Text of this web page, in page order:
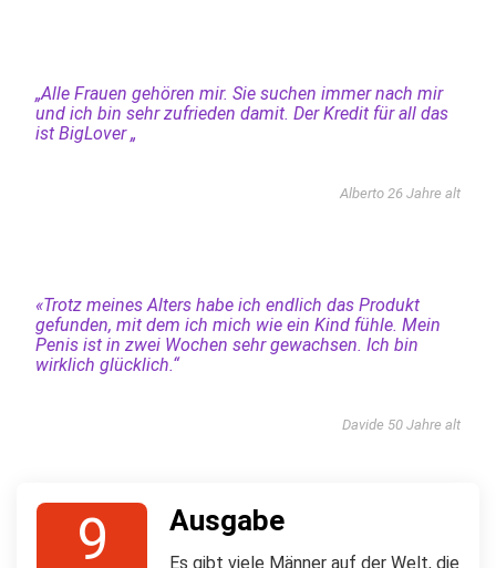
„Alle Frauen gehören mir. Sie suchen immer nach mir
und ich bin sehr zufrieden damit. Der Kredit für all das
ist BigLover „
Alberto 26 Jahre alt
«Trotz meines Alters habe ich endlich das Produkt
gefunden, mit dem ich mich wie ein Kind fühle. Mein
Penis ist in zwei Wochen sehr gewachsen. Ich bin
wirklich glücklich.“
Davide 50 Jahre alt
9 Ausgabe
Es gibt viele Männer auf der Welt, die